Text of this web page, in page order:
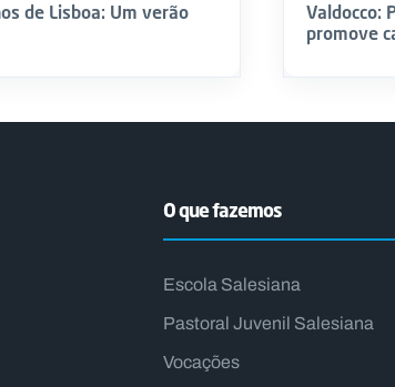
de Lisboa: Um verão
Valdocco:
promove
O que fazemos
Escola Salesiana
Pastoral Juvenil Salesiana
Vocações